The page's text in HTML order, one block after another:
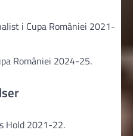
i Cupa României 2021-
României 2024-25.
Hold 2021-22.